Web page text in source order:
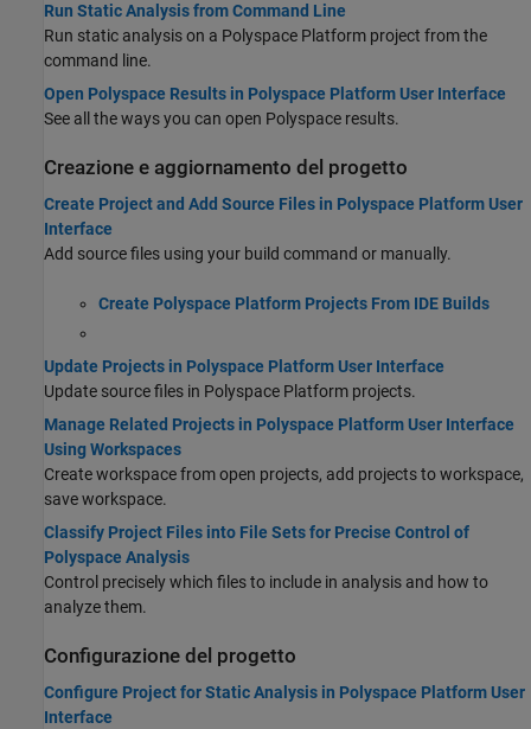
Run Static Analysis from Command Line
Run static analysis on a Polyspace Platform project from the
command line.
Open Polyspace Results in Polyspace Platform User Interface
See all the ways you can open Polyspace results.
Creazione e aggiornamento del progetto
Create Project and Add Source Files in Polyspace Platform User
Interface
Add source files using your build command or manually.
Create Polyspace Platform Projects From IDE Builds
Update Projects in Polyspace Platform User Interface
Update source files in Polyspace Platform projects.
Manage Related Projects in Polyspace Platform User Interface
Using Workspaces
Create workspace from open projects, add projects to workspace,
save workspace.
Classify Project Files into File Sets for Precise Control of
Polyspace Analysis
Control precisely which files to include in analysis and how to
analyze them.
Configurazione del progetto
Configure Project for Static Analysis in Polyspace Platform User
Interface